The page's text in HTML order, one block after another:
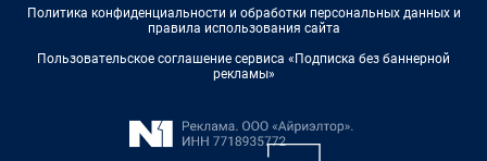
Политика конфиденциальности и обработки персональных данных и
правила использования сайта
Пользовательское соглашение сервиса «Подписка без баннерной
рекламы»